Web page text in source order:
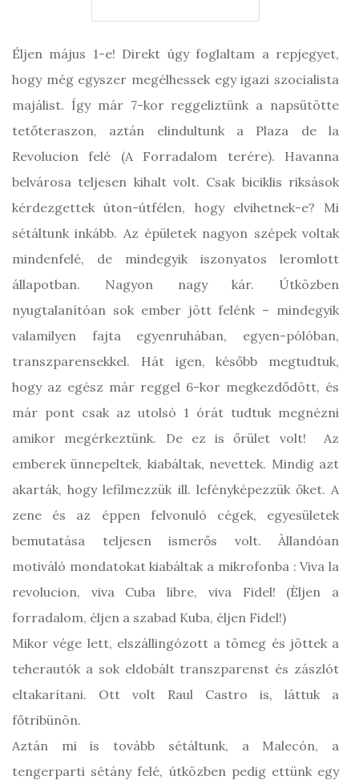
Éljen május 1-e! Direkt úgy foglaltam a repjegyet,
hogy még egyszer megélhessek egy igazi szocialista
majálist. Így már 7-kor reggeliztünk a napsütötte
tetőteraszon, aztán elindultunk a Plaza de la
Revolucion felé (A Forradalom terére). Havanna
belvárosa teljesen kihalt volt. Csak biciklis riksások
kérdezgettek úton-útfélen, hogy elvihetnek-e? Mi
sétáltunk inkább. Az épületek nagyon szépek voltak
mindenfelé, de mindegyik iszonyatos leromlott
állapotban. Nagyon nagy kár. Útközben
nyugtalanítóan sok ember jött felénk – mindegyik
valamilyen fajta egyenruhában, egyen-pólóban,
transzparensekkel. Hát igen, később megtudtuk,
hogy az egész már reggel 6-kor megkezdődött, és
már pont csak az utolsó 1 órát tudtuk megnézni
amikor megérkeztünk. De ez is őrület volt! Az
emberek ünnepeltek, kiabáltak, nevettek. Mindig azt
akarták, hogy lefilmezzük ill. lefényképezzük őket. A
zene és az éppen felvonuló cégek, egyesületek
bemutatása teljesen ismerős volt. Àllandóan
motiváló mondatokat kiabáltak a mikrofonba : Viva la
revolucion, viva Cuba libre, viva Fidel! (Èljen a
forradalom, éljen a szabad Kuba, éljen Fidel!)
Mikor vége lett, elszállingózott a tömeg és jöttek a
teherautók a sok eldobált transzparenst és zászlót
eltakarítani. Ott volt Raul Castro is, láttuk a
főtribünön.
Aztán mi is tovább sétáltunk, a Malecón, a
tengerparti sétány felé, útközben pedig ettünk egy